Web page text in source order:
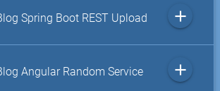
Spring Boot REST Upload add
Angular Random Service add